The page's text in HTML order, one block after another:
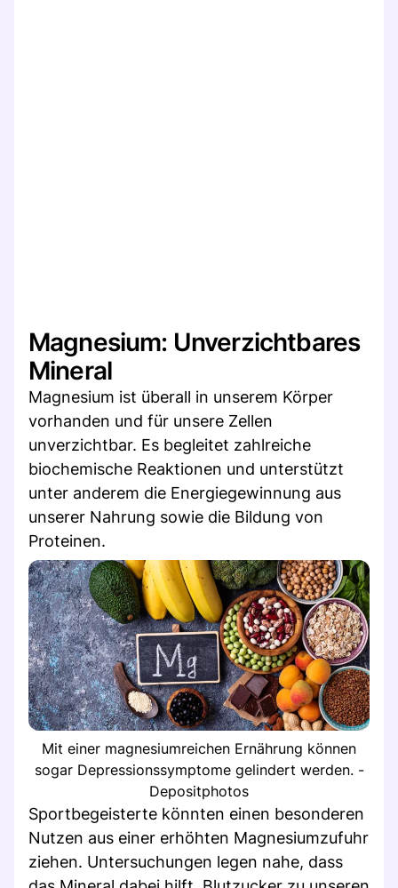
Magnesium: Unverzichtbares
Mineral
Magnesium ist überall in unserem Körper
vorhanden und für unsere Zellen
unverzichtbar. Es begleitet zahlreiche
biochemische Reaktionen und unterstützt
unter anderem die Energiegewinnung aus
unserer Nahrung sowie die Bildung von
Proteinen.
Mit einer magnesiumreichen Ernährung können
sogar Depressionssymptome gelindert werden. -
Depositphotos
Sportbegeisterte könnten einen besonderen
Nutzen aus einer erhöhten Magnesiumzufuhr
ziehen. Untersuchungen legen nahe, dass